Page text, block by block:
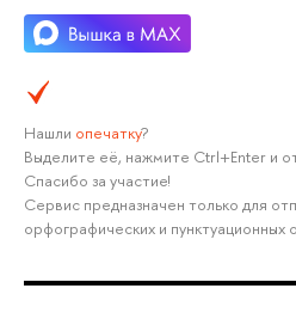
Нашли опечатку?
Выделите её, нажмите Ctrl+Enter и
Спасибо за участие!
Сервис предназначен только для
орфографических и пунктуационных